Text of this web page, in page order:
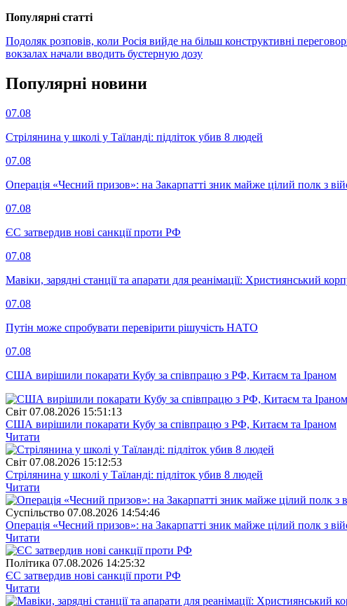
Популярнi статтi
Подоляк розповів, коли Росія вийде на більш конструктивні
вокзалах начали вводить бустерную дозу
Популярнi новини
07.08
Стрілянина у школі у Таїланді: підліток убив 8 людей
07.08
Операція «Чесний призов»: на Закарпатті зник майже цілий полк з
07.08
ЄС затвердив нові санкції проти РФ
07.08
Мавіки, зарядні станції та апарати для реанімації: Християнський
07.08
Путін може спробувати перевірити рішучість НАТО
07.08
США вирішили покарати Кубу за співпрацю з РФ, Китаєм та Іраном
Свiт 07.08.2026 15:51:13
США вирішили покарати Кубу за співпрацю з РФ, Китаєм та Іраном
Читати
Свiт 07.08.2026 15:12:53
Стрілянина у школі у Таїланді: підліток убив 8 людей
Читати
Суспiльство 07.08.2026 14:54:46
Операція «Чесний призов»: на Закарпатті зник майже цілий полк з
Читати
Полiтика 07.08.2026 14:25:32
ЄС затвердив нові санкції проти РФ
Читати